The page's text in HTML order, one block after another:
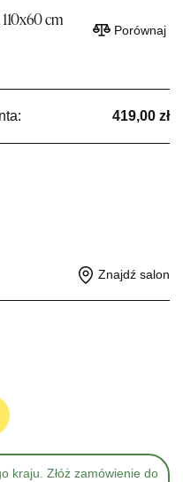
cm
Porównaj
419,00 zł
Znajdź salon
kraju. Złóż zamówienie do